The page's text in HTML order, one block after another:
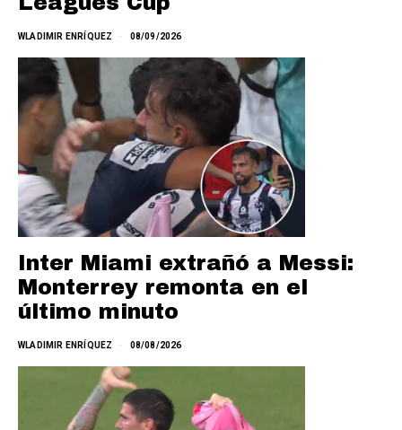
WLADIMIR ENRÍQUEZ 08/09/2026
Inter Miami extrañó a Messi:
Monterrey remonta en el
último minuto
WLADIMIR ENRÍQUEZ 08/08/2026